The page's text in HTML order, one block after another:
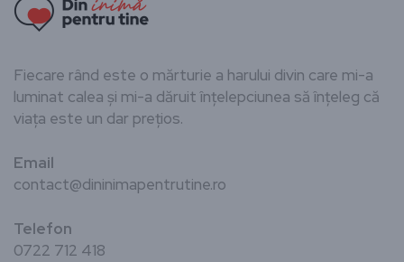
Fiecare rând este o mărturie a harului divin care mi-a
luminat calea și mi-a dăruit înțelepciunea să înțeleg că
viața este un dar prețios.
Email
contact@dininimapentrutine.ro
Telefon
0722 712 418